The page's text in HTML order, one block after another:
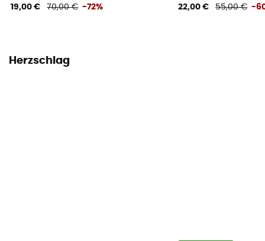
19,00 € 70,00 € -72% 22,00 € 55,00 € -
Herzschlag